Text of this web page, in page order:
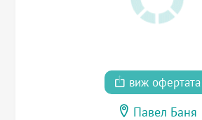
виж офертата
Павел Баня